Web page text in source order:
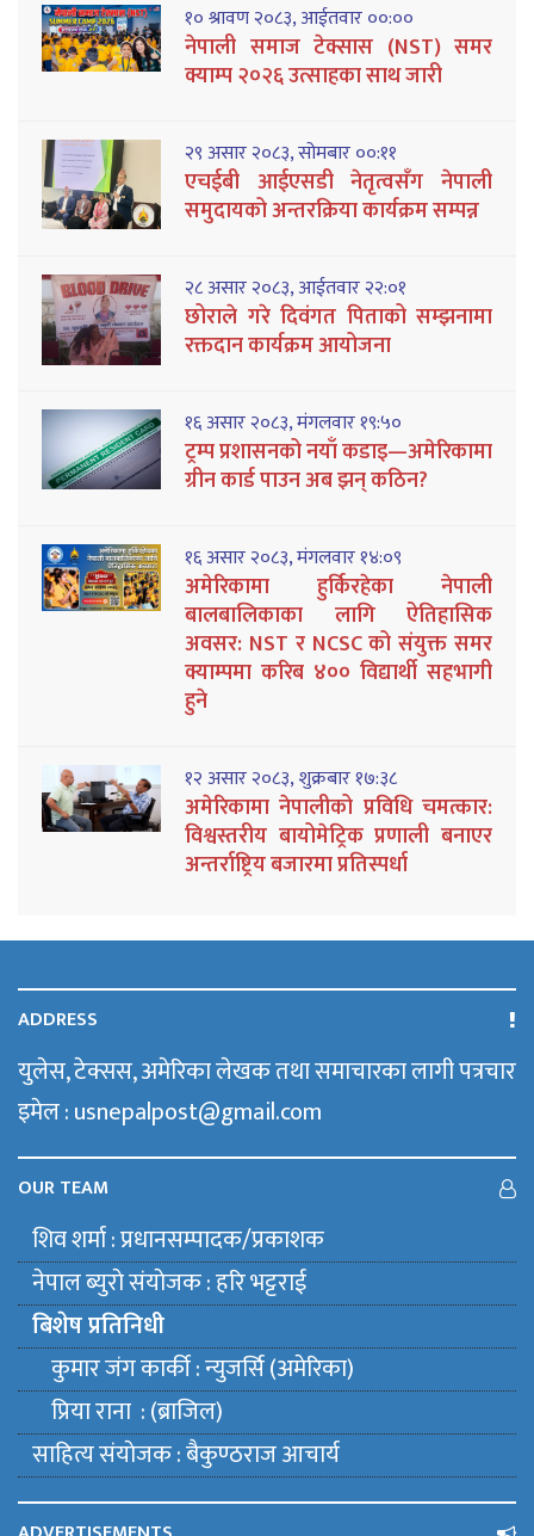
१० श्रावण २०८३, आईतवार ००:००
नेपाली समाज टेक्सास (NST) समर
क्याम्प २०२६ उत्साहका साथ जारी
२९ असार २०८३, सोमबार ००:११
एचईबी आईएसडी नेतृत्वसँग नेपाली
समुदायको अन्तरक्रिया कार्यक्रम सम्पन्न
२८ असार २०८३, आईतवार २२:०१
छोराले गरे दिवंगत पिताको सम्झनामा
रक्तदान कार्यक्रम आयोजना
१६ असार २०८३, मंगलवार १९:५०
ट्रम्प प्रशासनको नयाँ कडाइ—अमेरिकामा
ग्रीन कार्ड पाउन अब झन् कठिन?
१६ असार २०८३, मंगलवार १४:०९
अमेरिकामा हुर्किरहेका नेपाली
बालबालिकाका लागि ऐतिहासिक
अवसर: NST र NCSC को संयुक्त समर
क्याम्पमा करिब ४०० विद्यार्थी सहभागी
हुने
१२ असार २०८३, शुक्रबार १७:३८
अमेरिकामा नेपालीको प्रविधि चमत्कार:
विश्वस्तरीय बायोमेट्रिक प्रणाली बनाएर
अन्तर्राष्ट्रिय बजारमा प्रतिस्पर्धा
ADDRESS
युलेस, टेक्सस, अमेरिका लेखक तथा समाचारका लागी पत्रचार
इमेल : usnepalpost@gmail.com
OUR TEAM
शिव शर्मा : प्रधानसम्पादक/प्रकाशक
नेपाल ब्युराे संयाेजक : हरि भट्टराई
बिशेष प्रतिनिधी
कुमार जंग कार्की : न्युजर्सि (अमेरिका)
प्रिया राना : (ब्राजिल)
साहित्य संयाेजक : बैकुण्ठराज आचार्य